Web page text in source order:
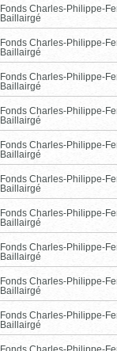
Fonds Charles-Philippe-
Baillairgé
Fonds Charles-Philippe-
Baillairgé
Fonds Charles-Philippe-
Baillairgé
Fonds Charles-Philippe-
Baillairgé
Fonds Charles-Philippe-
Baillairgé
Fonds Charles-Philippe-
Baillairgé
Fonds Charles-Philippe-
Baillairgé
Fonds Charles-Philippe-
Baillairgé
Fonds Charles-Philippe-
Baillairgé
Fonds Charles-Philippe-
Baillairgé